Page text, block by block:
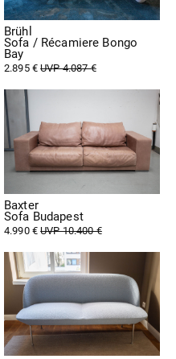
Brühl
Sofa / Récamiere Bongo
Bay
2.895 €UVP 4.087 €
Baxter
Sofa Budapest
4.990 €UVP 10.400 €